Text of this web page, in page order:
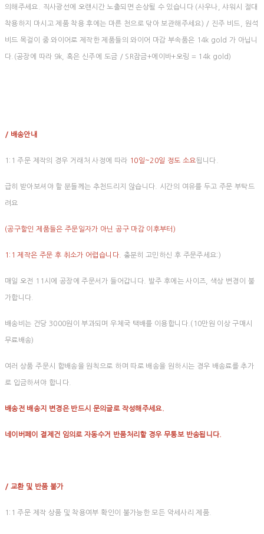
의해주세요. 직사광선에 오랜시간 노출되면 손상될 수 있습니다 (사우나, 샤워시 절대
착용하지 마시고 제품 착용 후에는 마른 천으로 닦아 보관해주세요) / 진주 비드, 원석
비드 목걸이 중 와이어로 제작한 제품들의 와이어 마감 부속품은 14k gold 가 아닙니
다.(공장에 따라 9k, 혹은 신주에 도금 / SR잠금+에이바+오링 = 14k gold)
/ 배송안내
1:1 주문 제작의 경우 거래처 사정에 따라 10일~20일 정도 소요됩니다.
급히 받아보셔야 할 분들께는 추천드리지 않습니다. 시간의 여유를 두고 주문 부탁드
려요
(공구할인 제품들은 주문일자가 아닌 공구 마감 이후부터)
1:1 제작은 주문 후 취소가 어렵습니다. 충분히 고민하신 후 주문주세요:)
매일 오전 11시에 공장에 주문서가 들어갑니다. 발주 후에는 사이즈, 색상 변경이 불
가합니다.
배송비는 건당 3000원이 부과되며 우체국 택배를 이용합니다.(10만원 이상 구매시
무료배송)
여러 상품 주문시 합배송을 원칙으로 하며 따로 배송을 원하시는 경우 배송료를 추가
로 입금하셔야 합니다.
배송전 배송지 변경은 반드시 문의글로 작성해주세요.
네이버페이 결제건 임의로 자동수거 반품처리할 경우 무통보 반송됩니다.
/ 교환 및 반품 불가
1:1 주문 제작 상품 및 착용여부 확인이 불가능한 모든 악세사리 제품.